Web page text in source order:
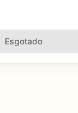
Esgotado